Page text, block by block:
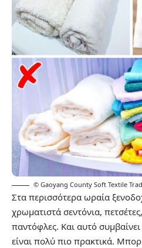
© Gaoyang County Soft Textile
Στα περισσότερα ωραία
χρωματιστά σεντόνια,
παντόφλες. Και αυτό
είναι πολύ πιο πρακτικά.